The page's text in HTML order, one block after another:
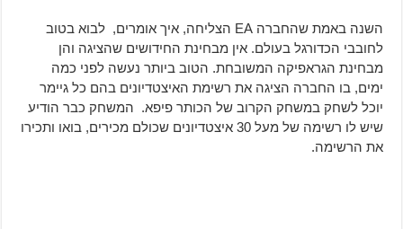
השנה באמת שהחברה EA הצליחה, איך אומרים, לבוא בטוב
לחובבי הכדורגל בעולם. אין מבחינת החידושים שהציגה והן
מבחינת הגראפיקה המשובחת. הטוב ביותר נעשה לפני כמה
ימים, בו החברה הציגה את רשימת האיצטדיונים בהם כל גיימר
יוכל לשחק במשחק הקרוב של הכותר פיפא. המשחק כבר הודיע ​​
שיש לו רשימה של מעל 30 איצטדיונים שכולם מכירים, בואו ותכירו
את הרשימה.